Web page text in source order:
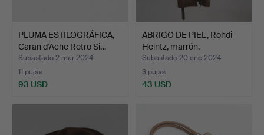
PLUMA ESTILOGRÁFICA,
Caran d'Ache Retro Si…
Subastado 2 mar 2024
11 pujas
93 USD
ABRIGO DE PIEL, Rohdi
Heintz, marrón.
Subastado 20 ene 2024
3 pujas
43 USD